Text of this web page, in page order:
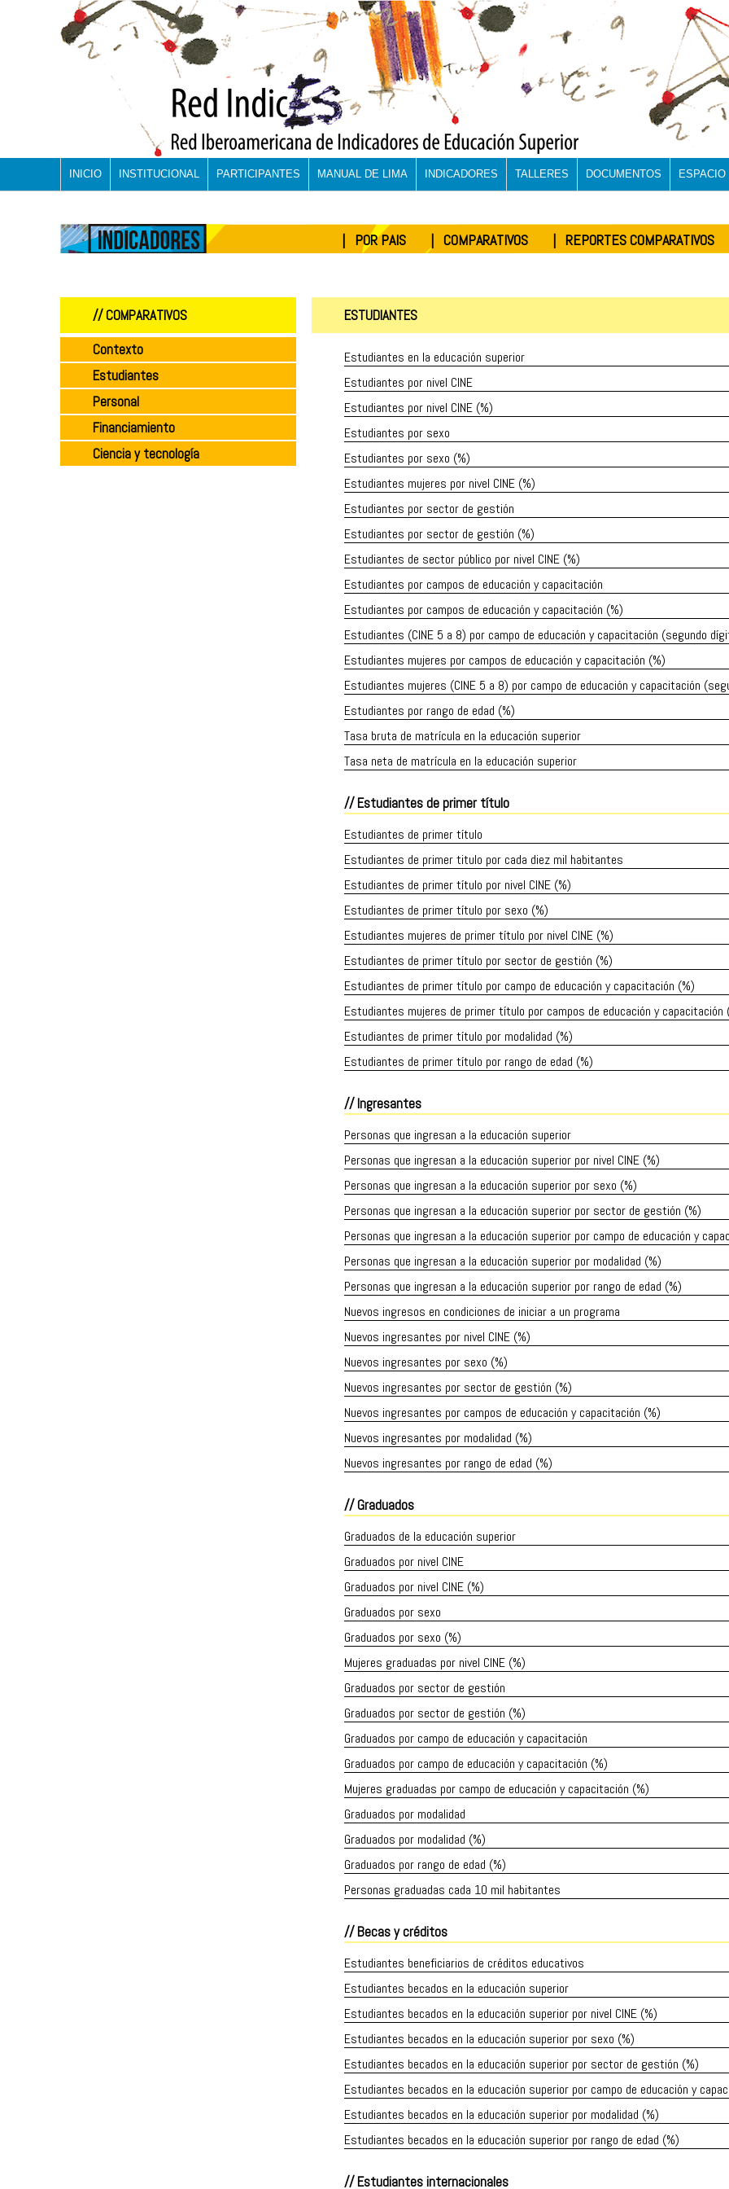
INICIO INSTITUCIONAL PARTICIPANTES MANUAL DE LIMA INDICADORES TALLERES DOCUMENTOS
| REPORTES COMPARATIVOS
| COMPARATIVOS
| POR PAIS
ESTUDIANTES
Estudiantes en la educación superior
Estudiantes por nivel CINE
Estudiantes por nivel CINE (%)
Estudiantes por sexo
Estudiantes por sexo (%)
Estudiantes mujeres por nivel CINE (%)
Estudiantes por sector de gestión
Estudiantes por sector de gestión (%)
Estudiantes de sector público por nivel CINE (%)
Estudiantes por campos de educación y capacitación
Estudiantes por campos de educación y capacitación (%)
Estudiantes (CINE 5 a 8) por campo de educación y capacitación (segundo
Estudiantes mujeres por campos de educación y capacitación (%)
Estudiantes mujeres (CINE 5 a 8) por campo de educación y capacitación
Estudiantes por rango de edad (%)
Tasa bruta de matrícula en la educación superior
Tasa neta de matrícula en la educación superior
Estudiantes de primer título
Estudiantes de primer título
Estudiantes de primer titulo por cada diez mil habitantes
Estudiantes de primer título por nivel CINE (%)
Estudiantes de primer título por sexo (%)
Estudiantes mujeres de primer título por nivel CINE (%)
Estudiantes de primer título por sector de gestión (%)
Estudiantes de primer título por campo de educación y capacitación (%)
Estudiantes mujeres de primer título por campos de educación y capacitación
Estudiantes de primer título por modalidad (%)
Estudiantes de primer título por rango de edad (%)
Ingresantes
Personas que ingresan a la educación superior
Personas que ingresan a la educación superior por nivel CINE (%)
Personas que ingresan a la educación superior por sexo (%)
Personas que ingresan a la educación superior por sector de gestión (%)
Personas que ingresan a la educación superior por campo de educación y
Personas que ingresan a la educación superior por modalidad (%)
Personas que ingresan a la educación superior por rango de edad (%)
Nuevos ingresos en condiciones de iniciar a un programa
Nuevos ingresantes por nivel CINE (%)
Nuevos ingresantes por sexo (%)
Nuevos ingresantes por sector de gestión (%)
Nuevos ingresantes por campos de educación y capacitación (%)
Nuevos ingresantes por modalidad (%)
Nuevos ingresantes por rango de edad (%)
Graduados
Graduados de la educación superior
Graduados por nivel CINE
Graduados por nivel CINE (%)
Graduados por sexo
Graduados por sexo (%)
Mujeres graduadas por nivel CINE (%)
Graduados por sector de gestión
Graduados por sector de gestión (%)
Graduados por campo de educación y capacitación
Graduados por campo de educación y capacitación (%)
Mujeres graduadas por campo de educación y capacitación (%)
Graduados por modalidad
Graduados por modalidad (%)
Graduados por rango de edad (%)
Personas graduadas cada 10 mil habitantes
Becas y créditos
Estudiantes beneficiarios de créditos educativos
Estudiantes becados en la educación superior
Estudiantes becados en la educación superior por nivel CINE (%)
Estudiantes becados en la educación superior por sexo (%)
Estudiantes becados en la educación superior por sector de gestión (%)
Estudiantes becados en la educación superior por campo de educación y
Estudiantes becados en la educación superior por modalidad (%)
Estudiantes becados en la educación superior por rango de edad (%)
Estudiantes internacionales
// COMPARATIVOS
Contexto
Estudiantes
Personal
Financiamiento
Ciencia y tecnología